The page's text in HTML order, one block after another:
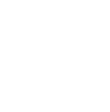
式发布并注明“
shortcode-button/
留
Button短代碼按鈕外掛 | 畅想资源
外掛